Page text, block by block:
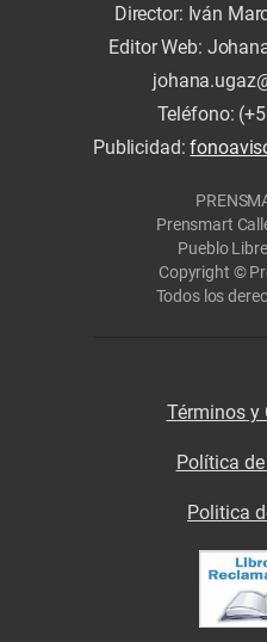
Director: Iván
Editor Web:
Teléfono:
Publicidad:
Prensmart
Pueblo
Copyright ©
Todos los
Términos y
Política
Politica